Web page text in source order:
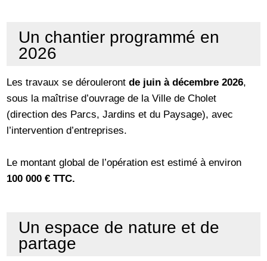
Un chantier programmé en
2026
Les travaux se déroulerontde juin à décembre 2026,
sous la maîtrise d’ouvrage de la Ville de Cholet
(direction des Parcs, Jardins et du Paysage), avec
l’intervention d’entreprises.
Le montant global de l’opération est estimé à environ
100 000 € TTC.
Un espace de nature et de
partage